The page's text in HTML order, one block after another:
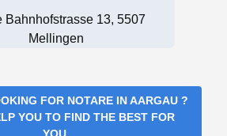
Bahnhofstrasse 13, 5507
Mellingen
FOR NOTARE IN AARGAU ?
YOU TO FIND THE BEST FOR
YOU.